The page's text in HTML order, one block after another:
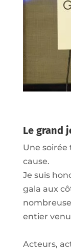
Le grand
Une
cause.
Je suis
gala aux
entier
Acteurs,